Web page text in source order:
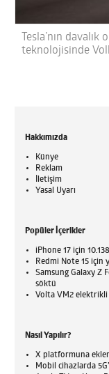
Tesla’nın
teknolojisinde
Hakkımızda
Künye
Reklam
İletişim
Yasal Uyarı
Popüler İçerikler
iPhone 17 için
Redmi Note 15 için
Samsung Galaxy Z
söktü
Volta VM2 elektrikli
Nasıl Yapılır?
X platformuna
Mobil cihazlarda